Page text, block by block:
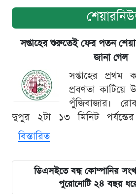
সপ্তাহের শুরুতেই ফের পতন
জানা গেল
সপ্তাহের প্রথম
প্রবণতা কাটিয়ে
পুঁজিবাজার।
দুপুর ২টা ১৩ মিনিট
বিস্তারিত
ডিএসইতে বন্ধ কোম্পানির
পুরোনোটি ২৪ বছর ধরে